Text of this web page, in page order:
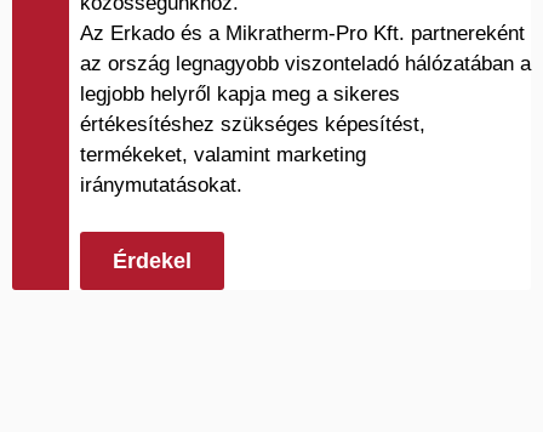
Az Erkado és a Mikratherm-Pro Kft. partnereként
az ország legnagyobb viszonteladó hálózatában a
legjobb helyről kapja meg a sikeres
értékesítéshez szükséges képesítést,
termékeket, valamint marketing
iránymutatásokat.
Érdekel